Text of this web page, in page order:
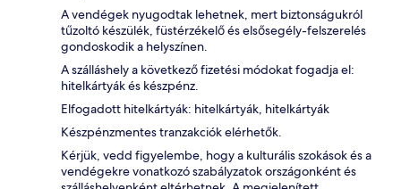
A vendégek nyugodtak lehetnek, mert biztonságukról
tűzoltó készülék, füstérzékelő és elsősegély-felszerelés
gondoskodik a helyszínen.
A szálláshely a következő fizetési módokat fogadja el:
hitelkártyák és készpénz.
Elfogadott hitelkártyák: hitelkártyák, hitelkártyák
Készpénzmentes tranzakciók elérhetők.
Kérjük, vedd figyelembe, hogy a kulturális szokások és a
vendégekre vonatkozó szabályzatok országonként és